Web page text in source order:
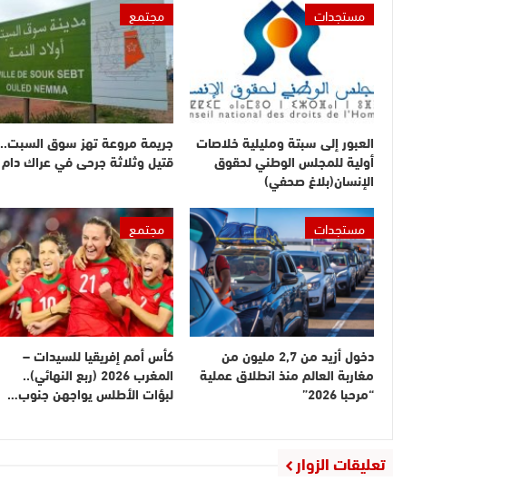
مستجدات
العبور إلى سبتة ومليلية خلاصات
أولية للمجلس الوطني لحقوق
الإنسان(بلاغ صحفي)
مجتمع
جريمة مروعة تهز سوق السبت..
قتيل وثلاثة جرحى في عراك دام
مستجدات
دخول أزيد من 2,7 مليون من
مغاربة العالم منذ انطلاق عملية
“مرحبا 2026”
مجتمع
كأس أمم إفريقيا للسيدات –
المغرب 2026 (ربع النهائي)..
لبؤات الأطلس يواجهن جنوب…
تعليقات الزوار